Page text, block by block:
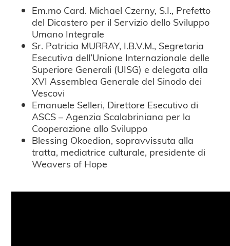
Em.mo Card. Michael Czerny, S.I., Prefetto
del Dicastero per il Servizio dello Sviluppo
Umano Integrale
Sr. Patricia MURRAY, I.B.V.M., Segretaria
Esecutiva dell’Unione Internazionale delle
Superiore Generali (UISG) e delegata alla
XVI Assemblea Generale del Sinodo dei
Vescovi
Emanuele Selleri, Direttore Esecutivo di
ASCS – Agenzia Scalabriniana per la
Cooperazione allo Sviluppo
Blessing Okoedion, sopravvissuta alla
tratta, mediatrice culturale, presidente di
Weavers of Hope